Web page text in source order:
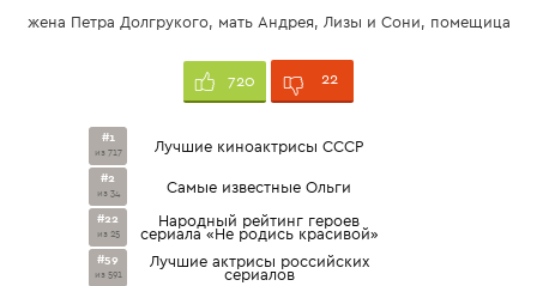
жена Петра Долгрукого, мать Андрея, Лизы и Сони, помещица
720 22
#1
из 717 Лучшие киноактрисы СССР
#2
из 34 Самые известные Ольги
#22
из 25
Народный рейтинг героев
сериала «Не родись красивой»
#59
из 591
Лучшие актрисы российских
сериалов